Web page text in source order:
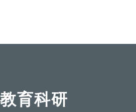
教育科研